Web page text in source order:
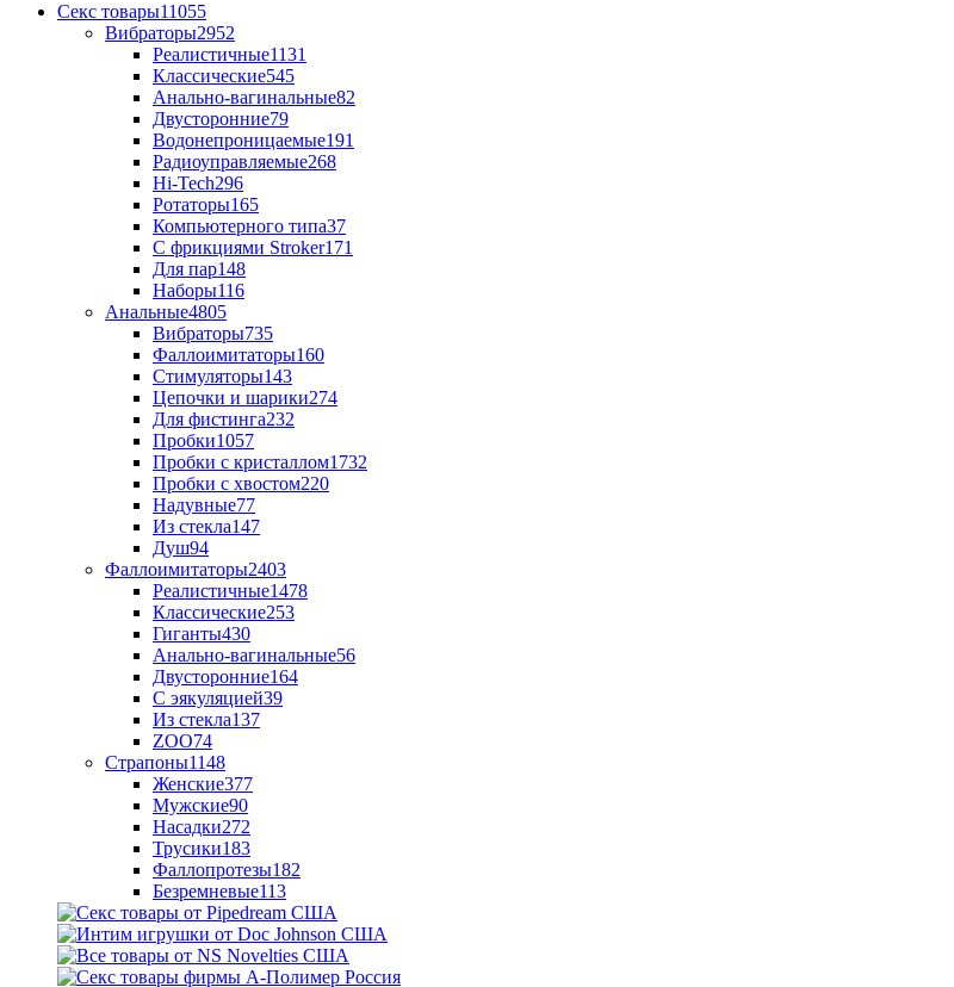
Секс товары11055
Вибраторы2952
Реалистичные1131
Классические545
Анально-вагинальные82
Двусторонние79
Водонепроницаемые191
Радиоуправляемые268
Hi-Tech296
Ротаторы165
Компьютерного типа37
С фрикциями Stroker171
Для пар148
Наборы116
Анальные4805
Вибраторы735
Фаллоимитаторы160
Стимуляторы143
Цепочки и шарики274
Для фистинга232
Пробки1057
Пробки с кристаллом1732
Пробки с хвостом220
Надувные77
Из стекла147
Душ94
Фаллоимитаторы2403
Реалистичные1478
Классические253
Гиганты430
Анально-вагинальные56
Двусторонние164
С эякуляцией39
Из стекла137
ZOO74
Страпоны1148
Женские377
Мужские90
Насадки272
Трусики183
Фаллопротезы182
Безремневые113